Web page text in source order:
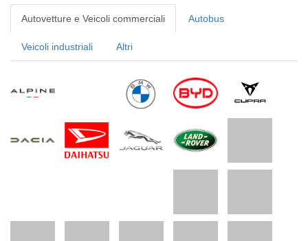
Autovetture e Veicoli commerciali Autobus
Veicoli industriali Altri